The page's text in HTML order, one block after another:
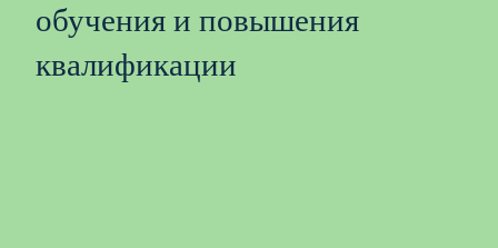
обучения и повышения
квалификации